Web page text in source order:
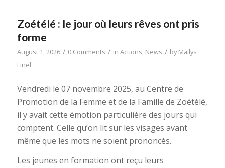
Zoétélé : le jour où leurs rêves ont pris
forme
August 1, 2026 / 0 Comments / in Actions, News / byMailys
Finel
Vendredi le 07 novembre 2025, au Centre de
Promotion de la Femme et de la Famille de Zoétélé,
il y avait cette émotion particulière des jours qui
comptent. Celle qu’on lit sur les visages avant
même que les mots ne soient prononcés.
Les jeunes en formation ont reçu leurs